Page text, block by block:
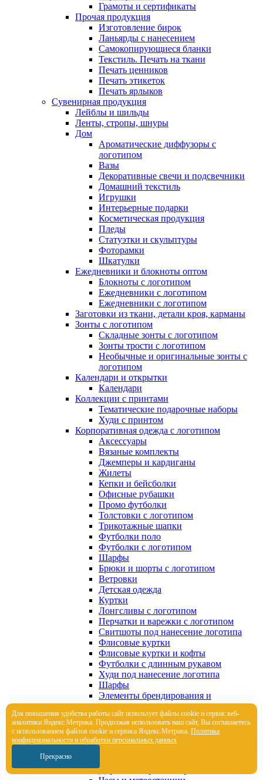
Грамоты и сертификаты
Прочая продукция
Изготовление бирок
Ланьярды с нанесением
Самокопирующиеся бланки
Текстиль. Печать на ткани
Печать ценников
Печать этикеток
Печать ярлыков
Сувенирная продукция
Лейблы и шильды
Ленты, стропы, шнуры
Дом
Ароматические диффузоры с
логотипом
Вазы
Декоративные свечи и подсвечники
Домашний текстиль
Игрушки
Интерьерные подарки
Косметическая продукция
Пледы
Статуэтки и скульптуры
Фоторамки
Шкатулки
Ежедневники и блокноты оптом
Блокноты с логотипом
Ежедневники с логотипом
Ежедневники с логотипом
Заготовки из ткани, детали кроя, карманы
Зонты с логотипом
Складные зонты с логотипом
Зонты трости с логотипом
Необычные и оригинальные зонты с
логотипом
Календари и открытки
Календари
Коллекции с принтами
Тематические подарочные наборы
Худи с принтом
Корпоративная одежда с логотипом
Аксессуары
Вязаные комплекты
Джемперы и кардиганы
Жилеты
Кепки и бейсболки
Офисные рубашки
Промо футболки
Толстовки с логотипом
Трикотажные шапки
Футболки поло
Футболки с логотипом
Шарфы
Брюки и шорты с логотипом
Ветровки
Детская одежда
Куртки
Лонгсливы с логотипом
Перчатки и варежки с логотипом
Свитшоты под нанесение логотипа
Флисовые куртки
Флисовые куртки и кофты
Футболки с длинным рукавом
Худи под нанесение логотипа
Шарфы
Элементы брендирования и
кастомизации
Элементы брендирования и
кастомизации
Корпоративные подарки
Настольные аксессуары
Дорожные органайзеры
Для повышения удобства работы сайт использует файлы cookie и сервис веб-
аналитики Яндекс.Метрика. Продолжая использовать наш сайт, Вы соглашаетесь
с использованием файлов cookie и сервиса Яндекс.Метрика. Политика
конфиденциальности и обработки персональных данных
Прекрасно